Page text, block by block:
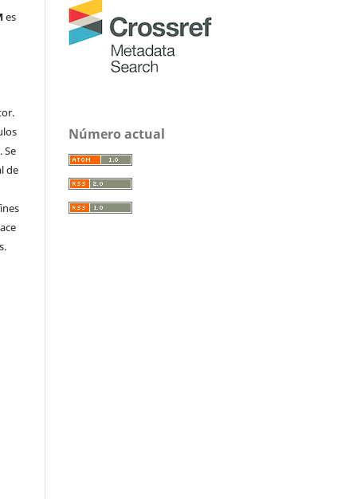
es
Se
de
Número actual